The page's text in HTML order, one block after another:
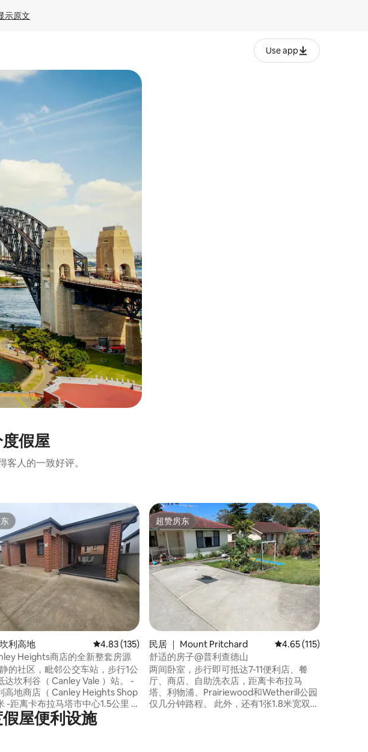
示原文
Use app
假屋
人的一致好评。
5 分），共 273 条评价
利高地 平均评分 4.83 分（满分 5 分），共 135 条评价
4.83 (135)
Heights商店的全新整套房源
的社区，毗邻公交车站，步行1公
达坎利谷（ Canley Vale ）站。 -
高地商店（ Canley Heights Shop
-
浦韦斯特菲尔德5公里 - 2间卧室配
人床和内置衣柜 -独立浴室和洗衣
超赞房东
超赞房东
民居 ｜ Mount Pritchard 平均评分 4.65 分（满
4.65 (115)
舒适的房子@普利查德山
两间卧室，步行即可抵达7-11便利店、餐
厅、商店、自助洗衣店，距离卡布拉马
塔、利物浦、Prairiewood和Wetherill公园
仅几分钟路程。 此外，还有1张1.8米宽双人
屋便利设施